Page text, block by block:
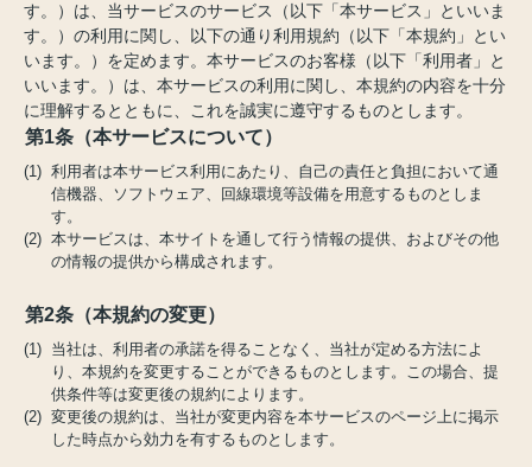
す。）は、当サービスのサービス（以下「本サービス」といいま
す。）の利用に関し、以下の通り利用規約（以下「本規約」とい
います。）を定めます。本サービスのお客様（以下「利用者」と
いいます。）は、本サービスの利用に関し、本規約の内容を十分
に理解するとともに、これを誠実に遵守するものとします。
第1条（本サービスについて）
(1) 利用者は本サービス利用にあたり、自己の責任と負担において通
信機器、ソフトウェア、回線環境等設備を用意するものとしま
す。
(2) 本サービスは、本サイトを通して行う情報の提供、およびその他
の情報の提供から構成されます。
第2条（本規約の変更）
(1) 当社は、利用者の承諾を得ることなく、当社が定める方法によ
り、本規約を変更することができるものとします。この場合、提
供条件等は変更後の規約によります。
(2) 変更後の規約は、当社が変更内容を本サービスのページ上に掲示
した時点から効力を有するものとします。